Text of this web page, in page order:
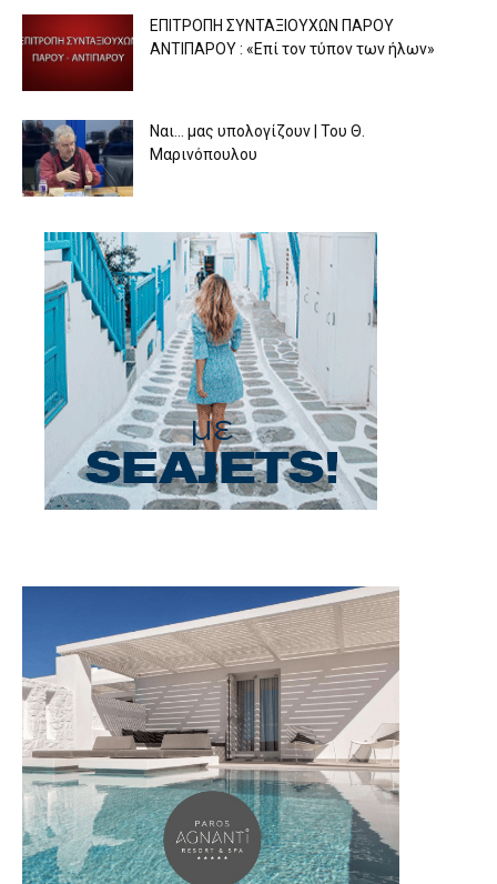
ΕΠΙΤΡΟΠΗ ΣΥΝΤΑΞΙΟΥΧΩΝ ΠΑΡΟΥ
ΑΝΤΙΠΑΡΟΥ : «Επί τον τύπον των ήλων»
Ναι… μας υπολογίζουν | Του Θ.
Μαρινόπουλου